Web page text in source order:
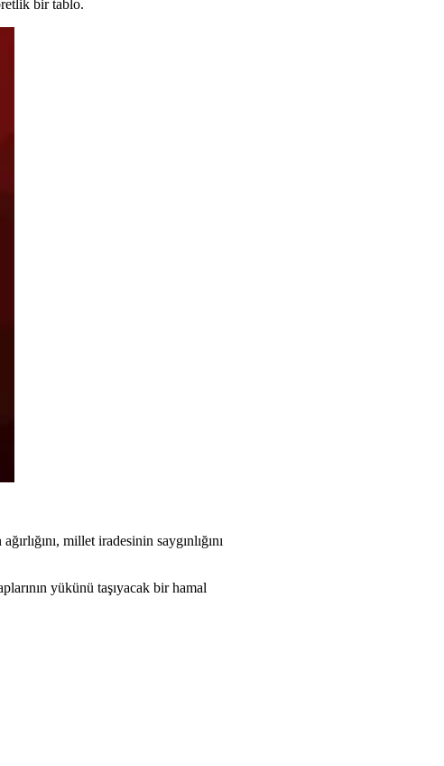
bir tablo.
millet iradesinin saygınlığını
yükünü taşıyacak bir hamal